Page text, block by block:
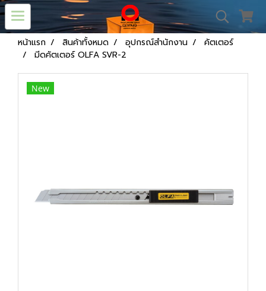
หน้าแรก สินค้าทั้งหมด อุปกรณ์สำนักงาน
คัตเตอร์
มีดคัตเตอร์ OLFA SVR-2
New